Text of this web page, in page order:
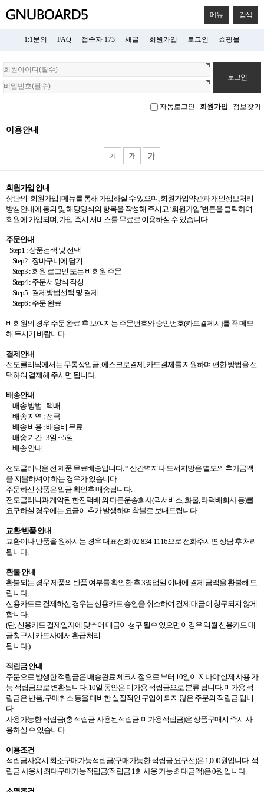
메뉴 검색
1:1문의 FAQ 접속자 173 새글 회원가입 로그인 쇼핑몰
회
원
로
자동로그인 회원가입 정보찾기
이용안내
회원가입 안내
상단의 [회원가입]메뉴를 통해 가입하실 수 있으며,회원가입약관과 개인정보처리
방침안내에 동의 및 해당양식의 항목을 작성해 주시고 ‘회원가입’번튼을 클릭하여
회원에 가입되며,가입 즉시 서비스를 무료로 이용하실 수 있습니다.
주문안내
Step1 :상품검색 및 선택
Step2 : 장바구니에 담기
Step3 : 회원 로그인 또는 비회원 주문
Step4 : 주문서 양식 작성
Step5 : 결제방법선택 및 결제
Step6 : 주문 완료
비회원의 경우 주문 완료 후 보여지는 주문번호와 승인번호(카드결제시)를 꼭 메모
해 두시기 바랍니다.
결제안내
전도클리닉에서는 무통장입금,에스크로결제,카드결제를 지원하며 편한 방법을 선
택하여 결제해 주시면 됩니다.
배송안내
배송 방법 : 택배
배송 지역 : 전국
배송 비용 :배송비 무료
배송 기간: 3일 ~ 5일
배송 안내
전도클리닉은 전 제품 무료배송입니다. *산간벽지나 도서지방은 별도의 추가금액
을 지불하셔야 하는 경우가 있습니다.
주문하신 상품은 입금 확인후 배송됩니다.
전도클리닉과 계약된 한진택배 외 다른운송회사(퀵서비스,화물,타택배회사 등)를
요구하실 경우에는 요금이 추가 발생하며 착불로 보내드립니다.
교환/반품 안내
교환이나 반품을 원하시는 경우 대표전화02-834-1116으로 전화주시면 상담 후 처리
됩니다.
환불 안내
환불되는 경우 제품의 반품 여부를 확인한 후3영업일 이내에 결제 금액을 환불해 드
립니다.
신용카드로 결제하신 경우는 신용카드 승인을 취소하여 결제 대금이 청구되지 않게
합니다.
(단,신용카드 결제일자에 맞추어 대금이 청구 될수 있으면 이경우 익월 신용카드 대
금청구시 카드사에서 환급처리
됩니다.)
적립금 안내
주문으로 발생한 적립금은 배송완료 체크시점으로 부터 10일이 지나야 실제 사용 가
능 적립금으로 변환됩니다. 10일 동안은 미가용 적립금으로 분류 됩니다.미가용 적
립금은 반품,구매취소 등을 대비한 실질적인 구입이 되지 않은 주문의 적립금 입니
다.
사용가능한 적립금(총 적립금-사용된적립금-미가용적립금)은 상품구매시 즉시 사
용하실 수 있습니다.
이용조건
적립금사용시 최소구매가능적립금(구매가능한 적립금 요구선)은 1,000원입니다.적
립금 사용시 최대구매가능적립금(적립금 1회 사용 가능 최대금액)은0원 입니다.